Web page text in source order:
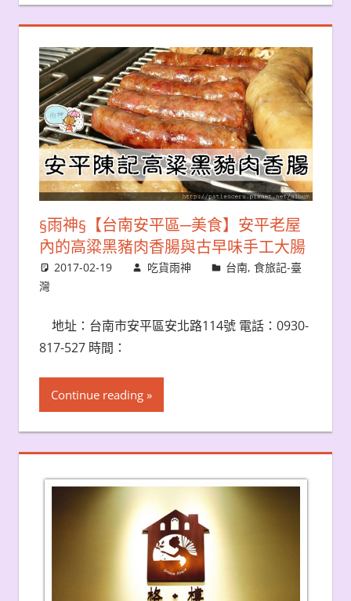
§雨神§【台南安平區─美食】安平老屋
內的高粱黑豬肉香腸與古早味手工大腸
2017-02-19 吃貨雨神 台南,食旅記-臺
灣
地址：台南市安平區安北路114號 電話：0930-
817-527 時間：
Continue reading